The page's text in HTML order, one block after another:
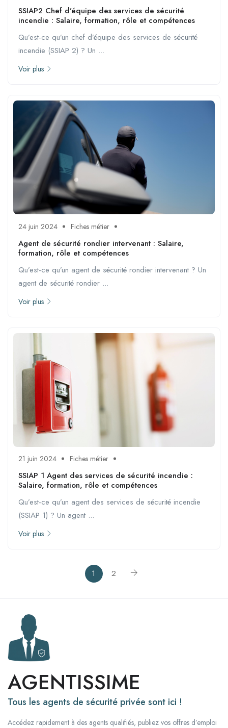
SSIAP2 Chef d’équipe des services de sécurité
incendie : Salaire, formation, rôle et compétences
Qu’est-ce qu’un chef d’équipe des services de sécurité
incendie (SSIAP 2) ? Un ...
Voir plus
24 juin 2024 Fiches métier
Agent de sécurité rondier intervenant : Salaire,
formation, rôle et compétences
Qu’est-ce qu’un agent de sécurité rondier intervenant ? Un
agent de sécurité rondier ...
Voir plus
21 juin 2024 Fiches métier
SSIAP 1 Agent des services de sécurité incendie :
Salaire, formation, rôle et compétences
Qu’est-ce qu’un agent des services de sécurité incendie
(SSIAP 1) ? Un agent ...
Voir plus
1 2
AGENTISSIME
Tous les agents de sécurité privée sont ici !
Accédez rapidement à des agents qualifiés, publiez vos offres d’emploi